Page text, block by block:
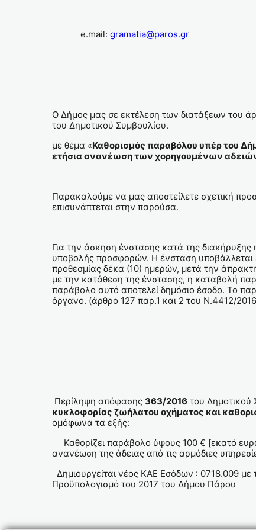
e.mail: gramatia@paros.gr
Ο Δήμος μας σε εκτέλεση των διατάξεων του
του Δημοτικού Συμβουλίου.
με θέμα «Καθορισμός παραβόλου υπέρ του
ετήσια ανανέωση των χορηγουμένων
Παρακαλούμε να μας αποστείλετε σχετική
επισυνάπτεται στην παρούσα.
Για την άσκηση ένστασης κατά της
υποβολής προσφορών. Η ένσταση υποβάλλεται
προθεσμίας δέκα (10) ημερών, μετά την
με την κατάθεση της ένστασης, η καταβολή
παράβολο αυτό αποτελεί δημόσιο έσοδο. Το
όργανο. (άρθρο 127 παρ.1 και 2 του Ν.4412/
Η
της Δ/νσης
Καλλιόπη
Περίληψη απόφασης 363/2016 του
κυκλοφορίας ζωήλατου οχήματος και
ομόφωνα τα εξής:
Καθορίζει παράβολο ύψους 100 € [εκατό
ανανέωση της άδειας από τις αρμόδιες
Δημιουργείται νέος ΚΑΕ Εσόδων : 0718.009
Προϋπολογισμό του 2017 του Δήμου Πάρου